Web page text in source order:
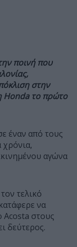
ποινή που
στην
Honda το πρώτο
έναν από τους
χρόνια,
αγώνα
τελικό
να
Acosta στους
δεύτερος.